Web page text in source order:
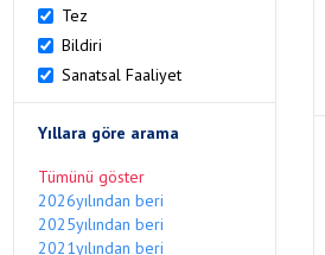
Tez
Bildiri
Sanatsal Faaliyet
Yıllara göre arama
Tümünü göster
2026yılından beri
2025yılından beri
2021yılından beri